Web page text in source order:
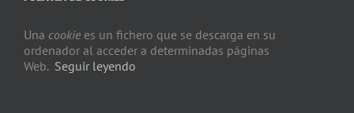
Una cookie es un fichero que se descarga en su
ordenador al acceder a determinadas páginas
Web. Seguir leyendo